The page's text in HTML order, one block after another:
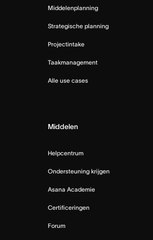
Middelenplanning
Strategische planning
Projectintake
Taakmanagement
Alle use cases
Middelen
Helpcentrum
Ondersteuning krijgen
Asana Academie
Certificeringen
Forum